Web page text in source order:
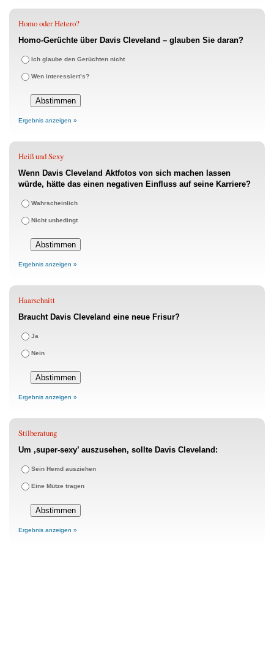
Homo oder Hetero?
Homo-Gerüchte über Davis Cleveland – glauben Sie daran?
Ich glaube den Gerüchten nicht
Wen interessiert’s?
Ergebnis anzeigen »
Heiß und Sexy
Wenn Davis Cleveland Aktfotos von sich machen lassen
würde, hätte das einen negativen Einfluss auf seine Karriere?
Wahrscheinlich
Nicht unbedingt
Ergebnis anzeigen »
Haarschnitt
Braucht Davis Cleveland eine neue Frisur?
Ja
Nein
Ergebnis anzeigen »
Stilberatung
Um ‚super-sexy’ auszusehen, sollte Davis Cleveland:
Sein Hemd ausziehen
Eine Mütze tragen
Ergebnis anzeigen »